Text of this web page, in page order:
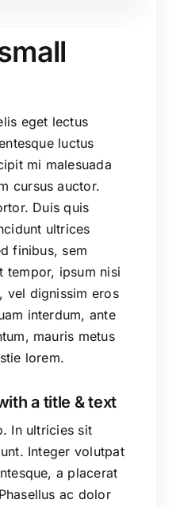
eget lectus
luctus
mi malesuada
cursus auctor.
Duis quis
ultrices
finibus, sem
tempor, ipsum nisi
vel dignissim eros
interdum, ante
mauris metus
lorem.
a title & text
In ultricies sit
Integer volutpat
a placerat
ac dolor